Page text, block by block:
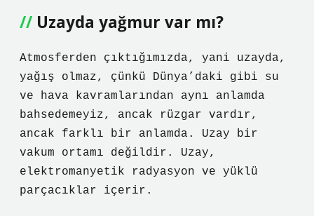
Uzayda yağmur var mı?
Atmosferden çıktığımızda, yani uzayda,
yağış olmaz, çünkü Dünya’daki gibi su
ve hava kavramlarından aynı anlamda
bahsedemeyiz, ancak rüzgar vardır,
ancak farklı bir anlamda. Uzay bir
vakum ortamı değildir. Uzay,
elektromanyetik radyasyon ve yüklü
parçacıklar içerir.